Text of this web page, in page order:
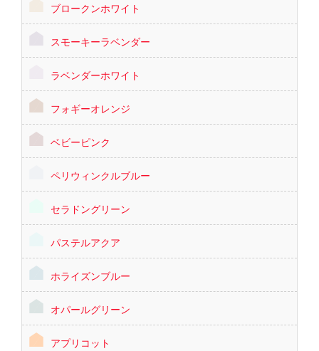
ブロークンホワイト
スモーキーラベンダー
ラベンダーホワイト
フォギーオレンジ
ベビーピンク
ペリウィンクルブルー
セラドングリーン
パステルアクア
ホライズンブルー
オパールグリーン
アプリコット